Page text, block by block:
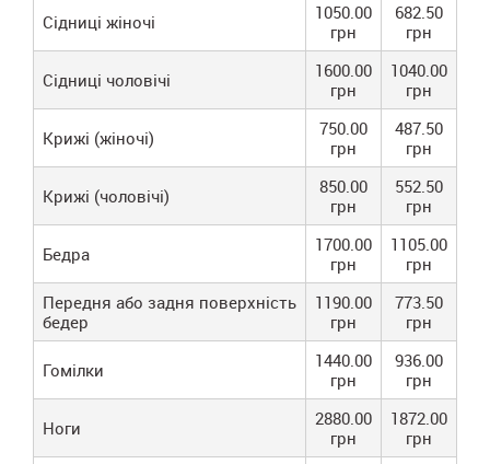
Сідниці жіночі
1050.00
грн
682.50
грн
Сідниці чоловічі
1600.00
грн
1040.00
грн
Крижі (жіночі)
750.00
грн
487.50
грн
Крижі (чоловічі)
850.00
грн
552.50
грн
Бедра
1700.00
грн
1105.00
грн
Передня або задня поверхність
бедер
1190.00
грн
773.50
грн
Гомілки
1440.00
грн
936.00
грн
Ноги
2880.00
грн
1872.00
грн